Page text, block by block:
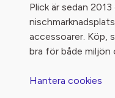
Plick är sedan
accessoarer. Köp,
bra för både miljön
Hantera cookies